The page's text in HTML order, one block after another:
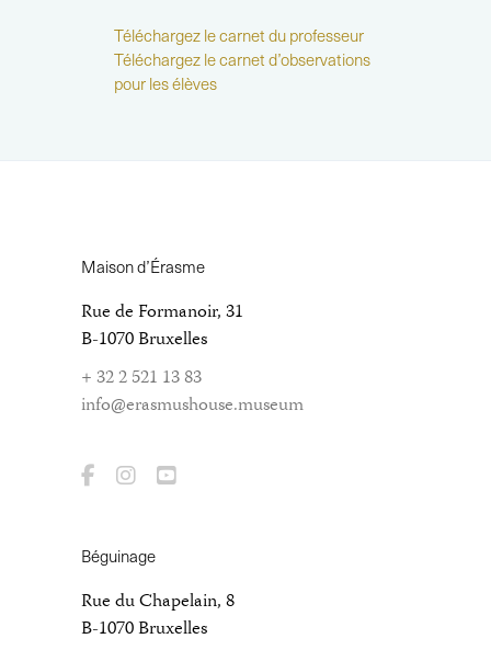
Téléchargez le carnet du professeur
Téléchargez le carnet d’observations
pour les élèves
Maison d’Érasme
Rue de Formanoir, 31
B-1070 Bruxelles
+ 32 2 521 13 83
info@erasmushouse.museum
Béguinage
Rue du Chapelain, 8
B-1070 Bruxelles